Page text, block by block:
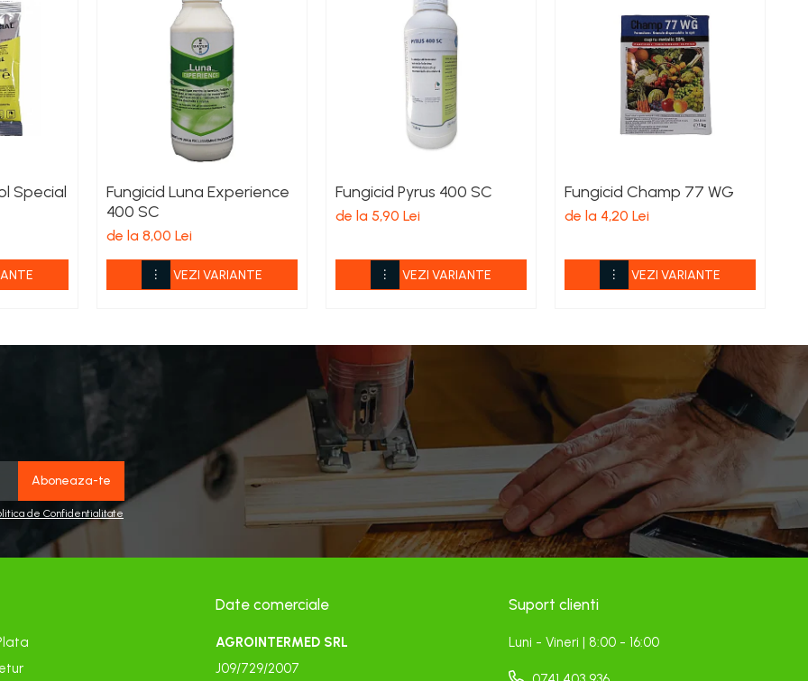
Special
Fungicid Luna Experience
400 SC
de la 8,00 Lei
VEZI VARIANTE
Fungicid Pyrus 400 SC
de la 5,90 Lei
VEZI VARIANTE
Fungicid Champ 77 WG
de la 4,20 Lei
VEZI VARIANTE
de Confidentialitate
Date comerciale
AGROINTERMED SRL
J09/729/2007
Suport clienti
Luni - Vineri | 8:00 - 16:00